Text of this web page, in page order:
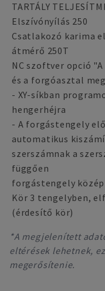
TARTÁLY
Elszívónyílás 250
Csatlakozó karima
átmérő 250T
NC szoftver opció
és a forgóasztal
- XY-síkban
hengerhéjra
- A forgástengely
automatikus
szerszámnak a
függően
forgástengely
Kör 3 tengelyben,
(érdesítő kör)
*A megjelenített
eltérések lehetnek,
megerősítenie.